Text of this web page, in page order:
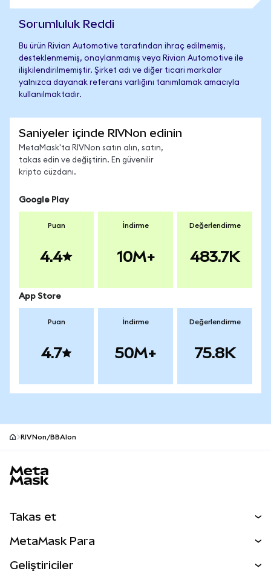
Sorumluluk Reddi
Bu ürün Rivian Automotive tarafından ihraç edilmemiş,
desteklenmemiş, onaylanmamış veya Rivian Automotive ile
ilişkilendirilmemiştir. Şirket adı ve diğer ticari markalar
yalnızca dayanak referans varlığını tanımlamak amacıyla
kullanılmaktadır.
Saniyeler içinde RIVNon edinin
MetaMask'ta RIVNon satın alın, satın,
takas edin ve değiştirin. En güvenilir
kripto cüzdanı.
Google Play
Puan
4.4
İndirme
10M+
Değerlendirme
483.7K
App Store
Puan
4.7
İndirme
50M+
Değerlendirme
75.8K
RIVNon/BBAIon
Takas et
MetaMask Para
Geliştiriciler